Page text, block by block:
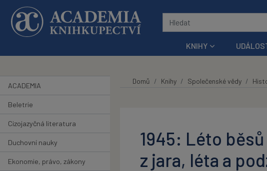
Přeskočit na hlavní obsah
KNIHY
ACADEMIA
Beletrie
Cizojazyčná literatura
Duchovní nauky
Ekonomie, právo, zákony
Domů Knihy Společenské vědy
1945: Léto
z jara, léta a